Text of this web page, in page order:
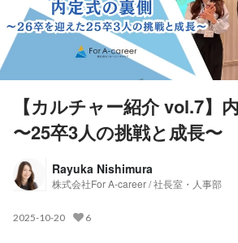
【カルチャー紹介 vol.7】
〜25卒3人の挑戦と成長〜
Rayuka Nishimura
株式会社For A-career / 社長室・人事部
2025-10-20 6